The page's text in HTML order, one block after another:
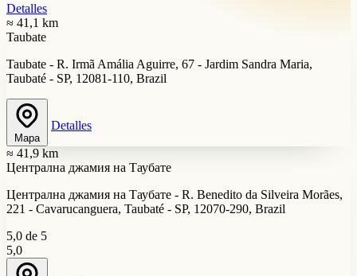
Detalles
≈ 41,1 km
Taubate
Taubate - R. Irmã Amália Aguirre, 67 - Jardim Sandra Maria,
Taubaté - SP, 12081-110, Brazil
Mapa
Detalles
≈ 41,9 km
Централна джамия на Таубате
Централна джамия на Таубате - R. Benedito da Silveira Morães,
221 - Cavarucanguera, Taubaté - SP, 12070-290, Brazil
5,0 de 5
5,0